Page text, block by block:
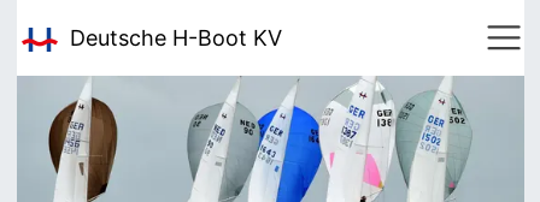
Deutsche H-Boot KV